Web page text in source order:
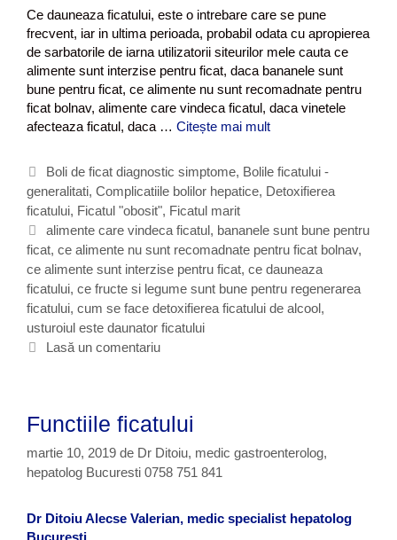
t
i
v
e
a
r
a
t
a
c
a
t
u
l
s
u
f
Ce dauneaza ficatului, este o intrebare care se pune
frecvent, iar in ultima perioada, probabil odata cu apropierea
de sarbatorile de iarna utilizatorii siteurilor mele cauta ce
alimente sunt interzise pentru ficat, daca bananele sunt
bune pentru ficat, ce alimente nu sunt recomadnate pentru
ficat bolnav, alimente care vindeca ficatul, daca vinetele
afecteaza ficatul, daca … Citește mai mult
u
e
a
z
a
f
i
C
a
t
e
g
o
r
i
i
Boli de ficat diagnostic simptome, Bolile ficatului -
generalitati, Complicatiile bolilor hepatice, Detoxifierea
ficatului, Ficatul "obosit", Ficatul marit
E
t
i
c
h
e
t
alimente care vindeca ficatul, bananele sunt bune pentru
ficat, ce alimente nu sunt recomadnate pentru ficat bolnav,
ce alimente sunt interzise pentru ficat, ce dauneaza
ficatului, ce fructe si legume sunt bune pentru regenerarea
ficatului, cum se face detoxifierea ficatului de alcool,
usturoiul este daunator ficatului
Lasă un comentariu
Functiile ficatului
martie 10, 2019 de Dr Ditoiu, medic gastroenterolog,
hepatolog Bucuresti 0758 751 841
Dr Ditoiu Alecse Valerian, medic specialist hepatolog
Bucuresti